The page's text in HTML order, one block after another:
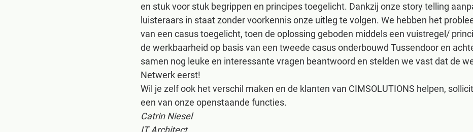
en stuk voor stuk begrippen en principes toegelicht. Dankzij onze story telling
luisteraars in staat zonder voorkennis onze uitleg te volgen. We hebben het
van een casus toegelicht, toen de oplossing geboden middels een vuistregel/
de werkbaarheid op basis van een tweede casus onderbouwd Tussendoor en
samen nog leuke en interessante vragen beantwoord en stelden we vast dat de
Netwerk eerst!
Wil je zelf ook het verschil maken en de klanten van CIMSOLUTIONS helpen,
een van onze openstaande functies.
Catrin Niesel
IT Architect